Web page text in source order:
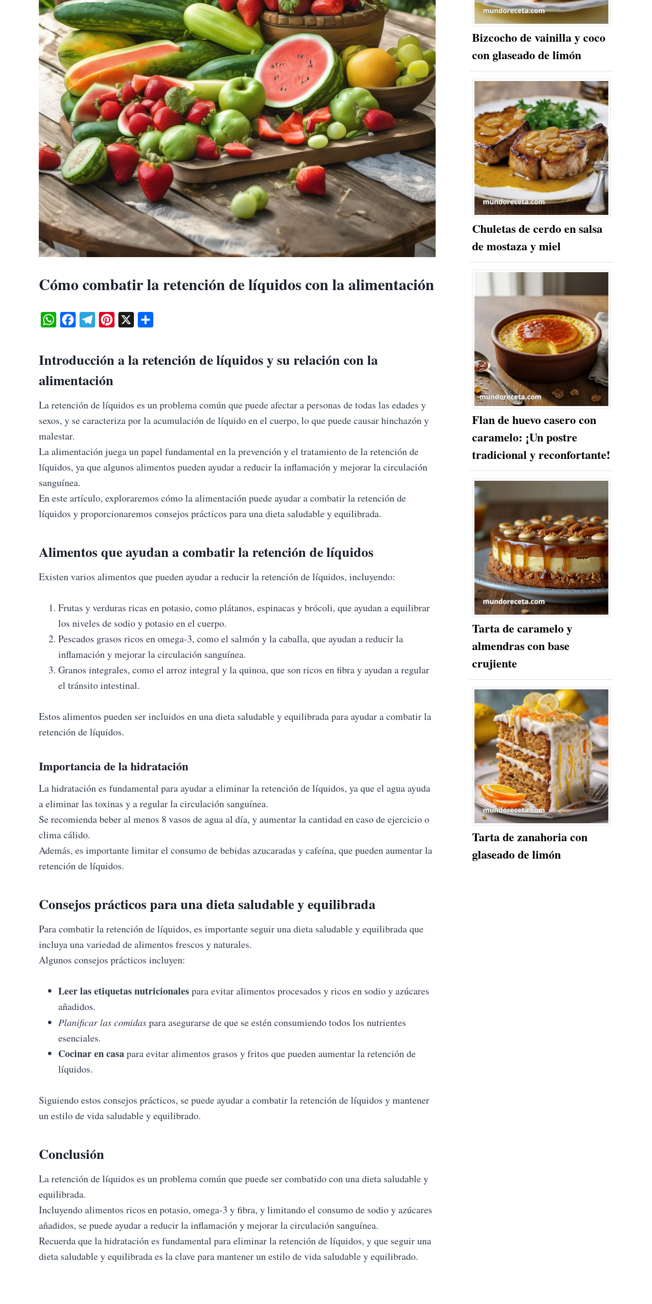
Cómo combatir la retención de líquidos con la alimentación
W
ha
A
pp
Fa
ce
ok
Te
le
gr
a
m
Pi
nt
es
X
Introducción a la retención de líquidos y su relación con la
alimentación
La retención de líquidos es un problema común que puede afectar a personas de todas las edades y
sexos, y se caracteriza por la acumulación de líquido en el cuerpo, lo que puede causar hinchazón y
malestar.
La alimentación juega un papel fundamental en la prevención y el tratamiento de la retención de
líquidos, ya que algunos alimentos pueden ayudar a reducir la inflamación y mejorar la circulación
sanguínea.
En este artículo, exploraremos cómo la alimentación puede ayudar a combatir la retención de
líquidos y proporcionaremos consejos prácticos para una dieta saludable y equilibrada.
Alimentos que ayudan a combatir la retención de líquidos
Existen varios alimentos que pueden ayudar a reducir la retención de líquidos, incluyendo:
Frutas y verduras ricas en potasio, como plátanos, espinacas y brócoli, que ayudan a equilibrar
los niveles de sodio y potasio en el cuerpo.
Pescados grasos ricos en omega-3, como el salmón y la caballa, que ayudan a reducir la
inflamación y mejorar la circulación sanguínea.
Granos integrales, como el arroz integral y la quinoa, que son ricos en fibra y ayudan a regular
el tránsito intestinal.
Estos alimentos pueden ser incluidos en una dieta saludable y equilibrada para ayudar a combatir la
retención de líquidos.
Importancia de la hidratación
La hidratación es fundamental para ayudar a eliminar la retención de líquidos, ya que el agua ayuda
a eliminar las toxinas y a regular la circulación sanguínea.
Se recomienda beber al menos 8 vasos de agua al día, y aumentar la cantidad en caso de ejercicio o
clima cálido.
Además, es importante limitar el consumo de bebidas azucaradas y cafeína, que pueden aumentar la
retención de líquidos.
Consejos prácticos para una dieta saludable y equilibrada
Para combatir la retención de líquidos, es importante seguir una dieta saludable y equilibrada que
incluya una variedad de alimentos frescos y naturales.
Algunos consejos prácticos incluyen:
Leer las etiquetas nutricionalespara evitar alimentos procesados y ricos en sodio y azúcares
añadidos.
Planificar las comidaspara asegurarse de que se estén consumiendo todos los nutrientes
esenciales.
Cocinar en casapara evitar alimentos grasos y fritos que pueden aumentar la retención de
líquidos.
Siguiendo estos consejos prácticos, se puede ayudar a combatir la retención de líquidos y mantener
un estilo de vida saludable y equilibrado.
Conclusión
La retención de líquidos es un problema común que puede ser combatido con una dieta saludable y
equilibrada.
Incluyendo alimentos ricos en potasio, omega-3 y fibra, y limitando el consumo de sodio y azúcares
añadidos, se puede ayudar a reducir la inflamación y mejorar la circulación sanguínea.
Recuerda que la hidratación es fundamental para eliminar la retención de líquidos, y que seguir una
dieta saludable y equilibrada es la clave para mantener un estilo de vida saludable y equilibrado.
Bizcocho de vainilla y coco
con glaseado de limón
Chuletas de cerdo en salsa
de mostaza y miel
Flan de huevo casero con
caramelo: ¡Un postre
tradicional y reconfortante!
Tarta de caramelo y
almendras con base
crujiente
Tarta de zanahoria con
glaseado de limón